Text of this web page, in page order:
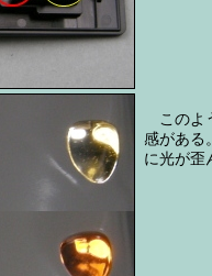
このよ
感がある
に光が歪